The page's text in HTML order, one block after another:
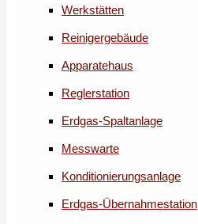
Werkstätten
Reinigergebäude
Apparatehaus
Reglerstation
Erdgas-Spaltanlage
Messwarte
Konditionierungsanlage
Erdgas-Übernahmestation